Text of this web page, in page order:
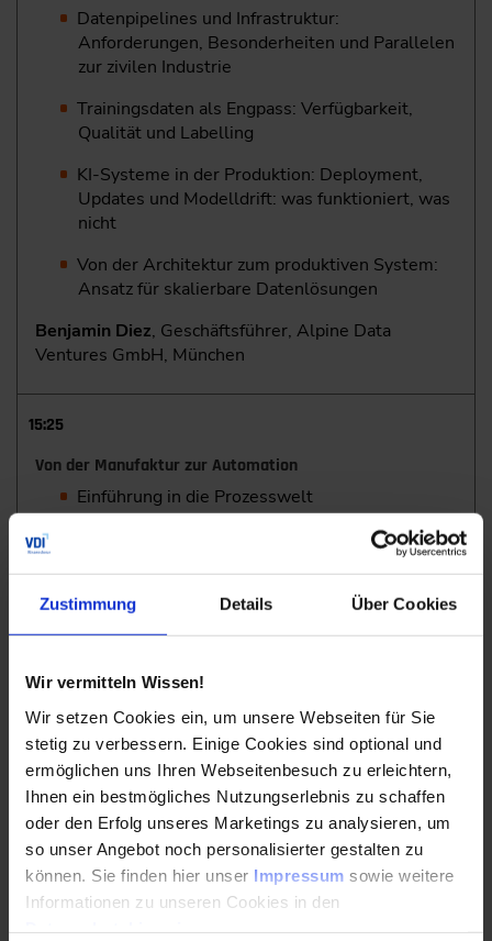
Zustimmung Details Über Cookies
Wir vermitteln Wissen!
Wir setzen Cookies ein, um unsere Webseiten für Sie
stetig zu verbessern. Einige Cookies sind optional und
ermöglichen uns Ihren Webseitenbesuch zu erleichtern,
Ihnen ein bestmögliches Nutzungserlebnis zu schaffen
oder den Erfolg unseres Marketings zu analysieren, um
so unser Angebot noch personalisierter gestalten zu
können. Sie finden hier unser Impressum sowie weitere
Informationen zu unseren Cookies in den
Datenpipelines und Infrastruktur:
Anforderungen, Besonderheiten und Parallelen
zur zivilen Industrie
Trainingsdaten als Engpass: Verfügbarkeit,
Qualität und Labelling
KI-Systeme in der Produktion: Deployment,
Updates und Modelldrift: was funktioniert, was
nicht
Von der Architektur zum produktiven System:
Ansatz für skalierbare Datenlösungen
Benjamin Diez, Geschäftsführer, Alpine Data
Ventures GmbH, München
15:25
Von der Manufaktur zur Automation
Einführung in die Prozesswelt
Praxisbeispiel klassische Automation
Einführung in die flexible Automation
Möglichkeiten der Skalierung
Mario Michel, Geschäftsführer M.A.i GmbH & Co. Kg.,
Kronach
16:00
Kaffeepause